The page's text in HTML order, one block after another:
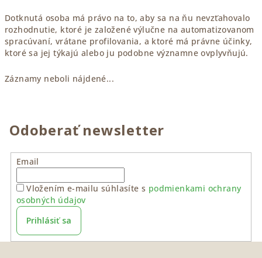
Dotknutá osoba má právo na to, aby sa na ňu nevzťahovalo
rozhodnutie, ktoré je založené výlučne na automatizovanom
spracúvaní, vrátane profilovania, a ktoré má právne účinky,
ktoré sa jej týkajú alebo ju podobne významne ovplyvňujú.
Záznamy neboli nájdené...
Odoberať newsletter
Email
Vložením e-mailu súhlasíte s podmienkami ochrany
osobných údajov
Prihlásiť sa